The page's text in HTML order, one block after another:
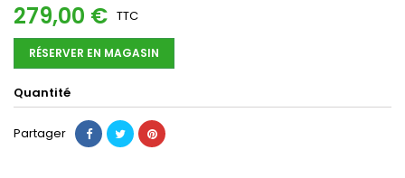
279,00 € TTC
RÉSERVER EN MAGASIN
Quantité
Partager